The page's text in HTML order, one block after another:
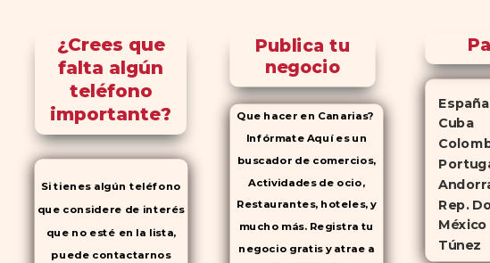
¿Crees que
falta algún
teléfono
importante?
Si tienes algún teléfono
que considere de interés
que no esté en la lista,
puede contactarnos
Publica tu
negocio
Que hacer en Canarias?
Infórmate Aquí es un
buscador de comercios,
Actividades de ocio,
Restaurantes, hoteles, y
mucho más. Registra tu
negocio gratis y atrae a
España
Cuba
Rep.
México
Túnez